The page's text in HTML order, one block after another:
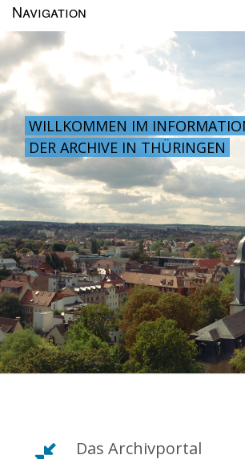
Navigation
WILLKOMMEN IM
DER ARCHIVE IN THÜRINGEN
Das Archivportal